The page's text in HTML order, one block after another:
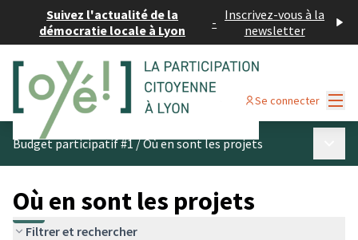
Suivez l'actualité de la
démocratie locale à Lyon
- Inscrivez-vous à la
newsletter
Se connecter
Budget participatif #1/Où en sont les projets
Où en sont les projets
Filtrer et rechercher